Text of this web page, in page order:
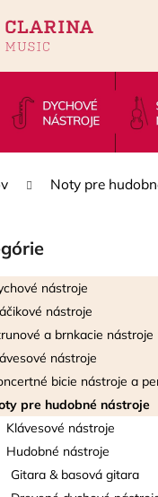
Noty pre
nástroje
nástroje
a brnkacie nástroje
nástroje
bicie nástroje a
pre hudobné nástroje
Klávesové nástroje
Hudobné nástroje
Gitara & basová gitara
FLOW-BALL